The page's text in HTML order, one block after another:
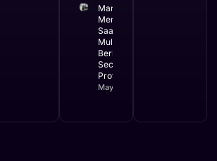
Manfaat
Membuat PT
Saat Bisnis
Mulai
Berkembang
Secara
Profesional
May 11, 2026